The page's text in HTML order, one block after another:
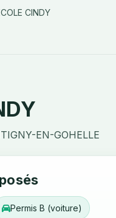
CINDY
EN-GOHELLE
Permis B (voiture)